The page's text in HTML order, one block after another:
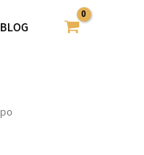
BLOG